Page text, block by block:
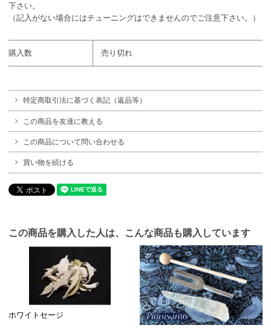
下さい。
（記入がない場合にはチューニングはできませんのでご注意下さい。）
購入数 売り切れ
特定商取引法に基づく表記（返品等）
この商品を友達に教える
この商品について問い合わせる
買い物を続ける
この商品を購入した人は、こんな商品も購入しています
ホワイトセージ